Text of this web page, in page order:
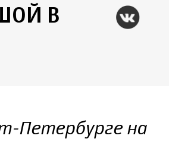
В
Петербурге на